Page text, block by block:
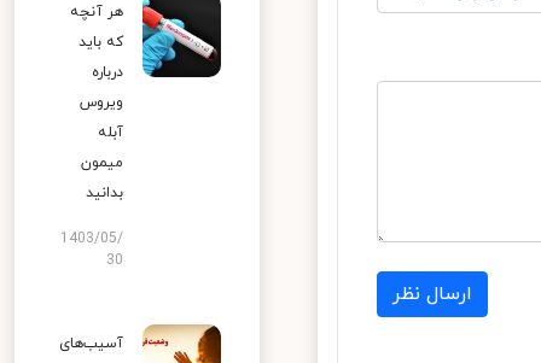
ارسال نظر
هر آنچه
که باید
درباره
ویروس
آبله
میمون
بدانید
1403/05/
30
آسیب‌های